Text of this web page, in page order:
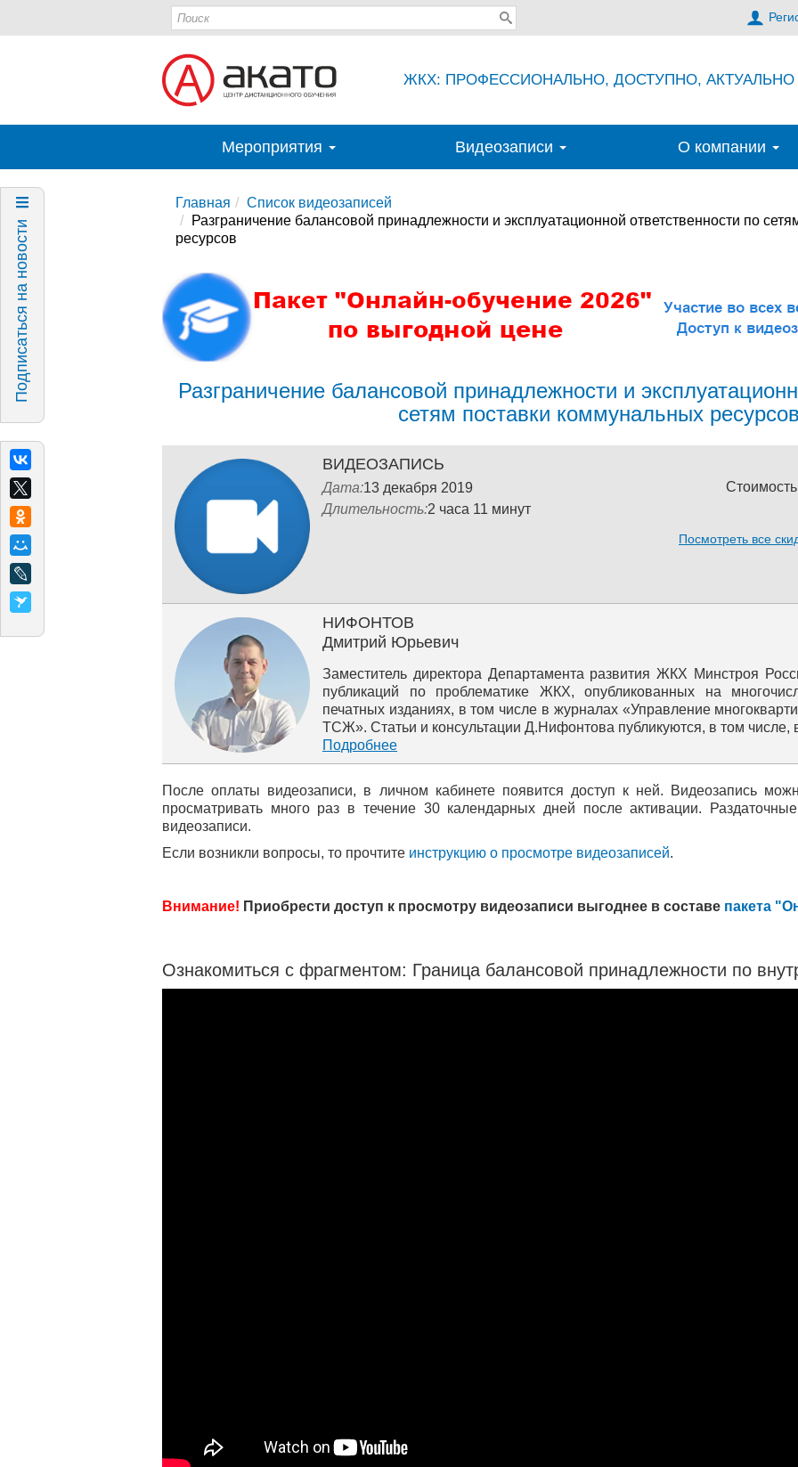
ЖКХ: ПРОФЕССИОНАЛЬНО, ДОСТУПНО, АКТУАЛЬНО
Мероприятия Видеозаписи О компании
Подписаться на новости
Главная
Список видеозаписей
Разграничение балансовой принадлежности и эксплуатационной ответственности по
ресурсов
Разграничение балансовой принадлежности и
сетям поставки коммунальных ресурсов
ВИДЕОЗАПИСЬ
Дата:13 декабря 2019
Длительность:2 часа 11 минут
Посмотреть все
НИФОНТОВ
Дмитрий Юрьевич
Заместитель директора Департамента развития ЖКХ Минстроя
публикаций по проблематике ЖКХ, опубликованных на
печатных изданиях, в том числе в журналах «Управление
ТСЖ». Статьи и консультации Д.Нифонтова публикуются, в том
Подробнее
После оплаты видеозаписи, в личном кабинете появится доступ к ней. Видеозапись
просматривать много раз в течение 30 календарных дней после активации.
видеозаписи.
Если возникли вопросы, то прочтите инструкцию о просмотре видеозаписей.
Внимание! Приобрести доступ к просмотру видеозаписи выгоднее в составе пакета
Ознакомиться с фрагментом: Граница балансовой принадлежности по